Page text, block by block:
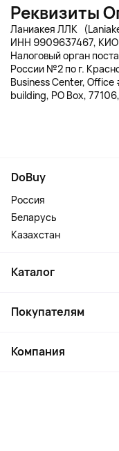
Реквизиты
Ланиакея ЛЛК
ИНН 9909637467,
Налоговый орган
России №2 по г.
Business Center,
building, PO Box,
DoBuy
Россия
Беларусь
Казахстан
Каталог
Ноутбуки, мониторы, VR
Косметика и уход
Покупателям
Как заказать
Компания